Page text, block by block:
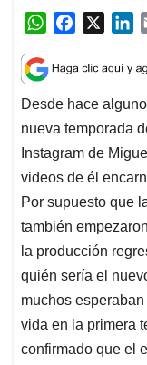
W
a
t
s
A
p
p
c
e
b
o
o
k
n
k
e
d
I
n
Desde hace
nueva temporada
Instagram de
videos de él
Por supuesto que
también
la producción
quién sería el
muchos
vida en la primera
confirmado que el